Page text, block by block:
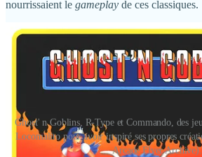
nourrissaient le gameplay de ces classiques.
Ghost' n Goblins, R-Type et Commando, des
Locomalito pour avoir inspiré ses propres
Arcade Flyer Archive).